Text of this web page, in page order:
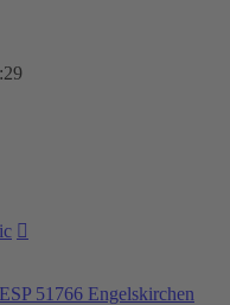
51766 Engelskirchen